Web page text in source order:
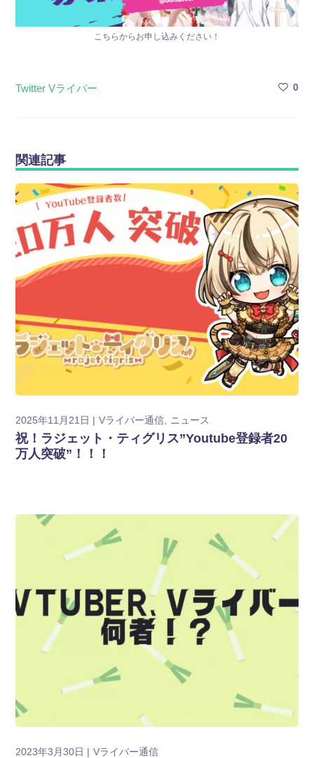
こちらからお申し込みください！
Twitter Vライバー 0
関連記事
2025年11月21日 Vライバー通信 ニュース
祝！ラジェット・ティグリス”Youtube登録者20
万人突破”！！！
2023年3月30日 Vライバー通信